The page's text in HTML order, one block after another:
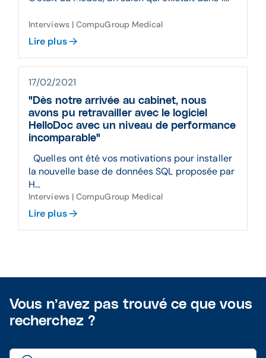
Interviews | CompuGroup Medical
Lire plus
17/02/2021
"Dès notre arrivée au cabinet, nous
avons pu retravailler avec le logiciel
HelloDoc avec un niveau de performance
incomparable"
Quelles ont été vos motivations pour installer
la nouvelle base de données SQL proposée par
H...
Interviews | CompuGroup Medical
Lire plus
Vous n’avez pas trouvé ce que vous
recherchez ?